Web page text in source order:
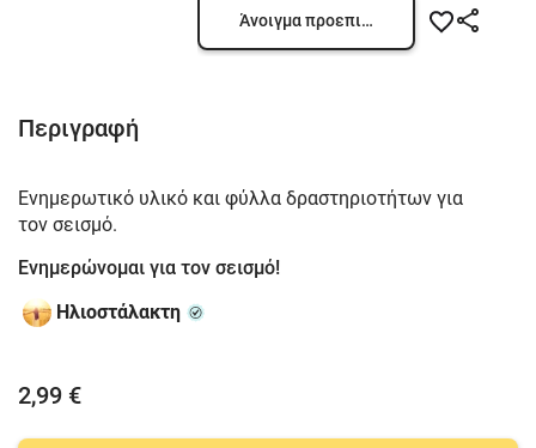
Άνοιγμα προεπισκόπησης
Περιγραφή
Ενημερωτικό υλικό και φύλλα δραστηριοτήτων για
τον σεισμό.
Ενημερώνομαι για τον σεισμό!
Ηλιοστάλακτη
2,99 €